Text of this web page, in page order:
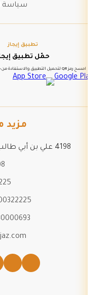
سياسة
تطبيق إيجاز
حمّل تطبيق
امسح رمز QR لتحميل التطبيق والاستفادة من خدمات إيجاز بسهولة
مزيد